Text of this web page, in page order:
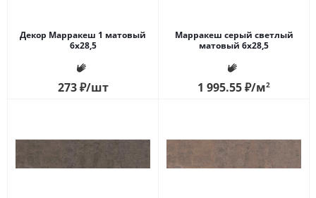
Декор Марракеш 1 матовый
6х28,5
273₽/шт
Марракеш серый светлый
матовый 6х28,5
1 995.55₽/м2